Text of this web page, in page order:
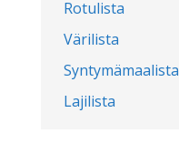
Rotulista
Värilista
Syntymämaalista
Lajilista